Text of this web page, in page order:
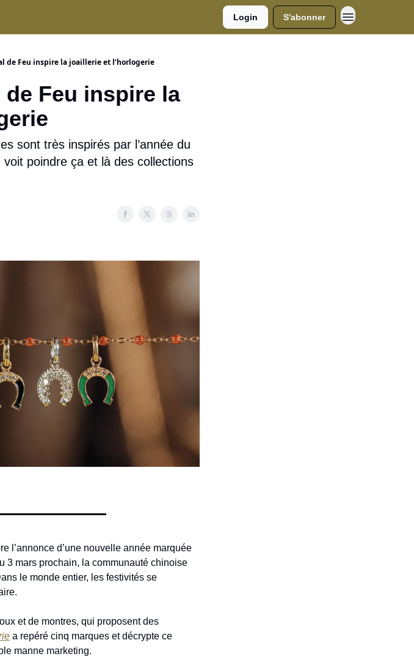
Login S'abonner
de Feu inspire la joaillerie et l’horlogerie
de Feu inspire la
sont très inspirés par l’année du
voit poindre ça et là des collections
l’annonce d’une nouvelle année marquée
3 mars prochain, la communauté chinoise
le monde entier, les festivités se
et de montres, qui proposent des
a repéré cinq marques et décrypte ce
manne marketing.